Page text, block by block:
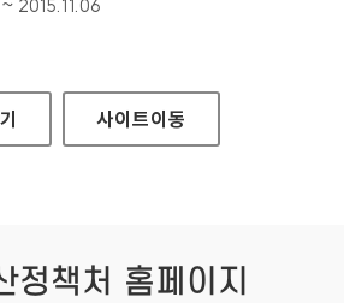
2015.11.06
이션뮤지엄 홈페이지
사이트이동
정책처 홈페이지